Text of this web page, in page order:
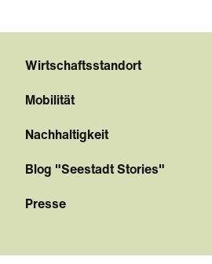
Wirtschaftsstandort
Mobilität
Nachhaltigkeit
Blog "Seestadt Stories"
Presse